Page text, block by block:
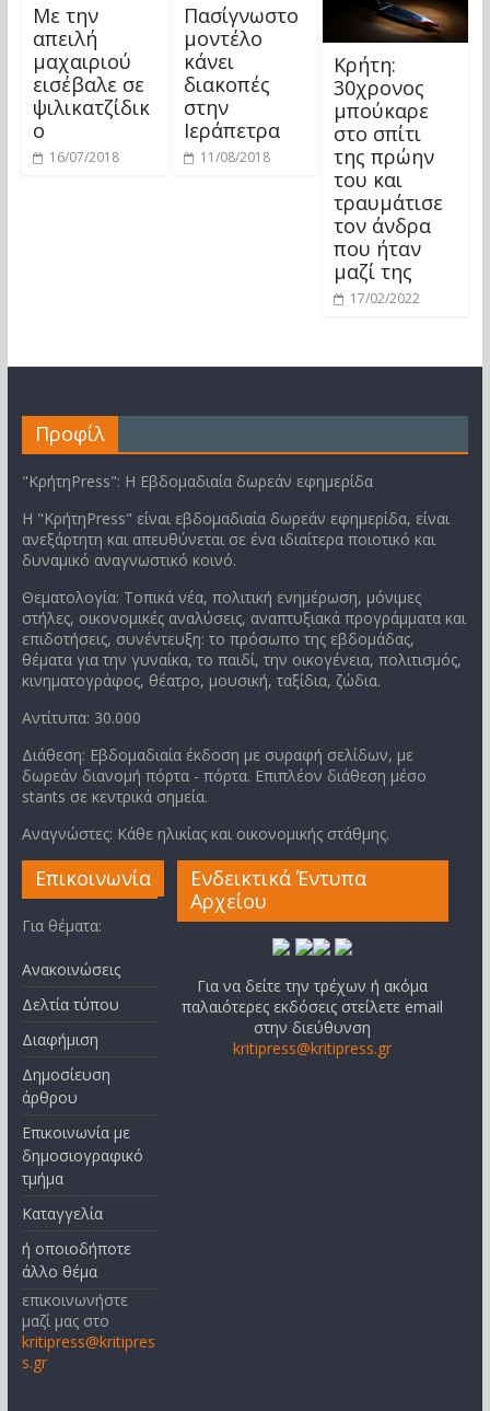
Με την
απειλή
μαχαιριού
εισέβαλε σε
ψιλικατζίδικ
ο
16/07/2018
Πασίγνωστο
μοντέλο
κάνει
διακοπές
στην
Ιεράπετρα
11/08/2018
Κρήτη:
30χρονος
μπούκαρε
στο σπίτι
της πρώην
του και
τραυμάτισε
τον άνδρα
που ήταν
μαζί της
17/02/2022
Προφίλ
"ΚρήτηPress": Η Εβδομαδιαία δωρεάν εφημερίδα
Η "ΚρήτηPress" είναι εβδομαδιαία δωρεάν εφημερίδα, είναι
ανεξάρτητη και απευθύνεται σε ένα ιδιαίτερα ποιοτικό και
δυναμικό αναγνωστικό κοινό.
Θεματολογία: Τοπικά νέα, πολιτική ενημέρωση, μόνιμες
στήλες, οικονομικές αναλύσεις, αναπτυξιακά προγράμματα και
επιδοτήσεις, συνέντευξη: το πρόσωπο της εβδομάδας,
θέματα για την γυναίκα, το παιδί, την οικογένεια, πολιτισμός,
κινηματογράφος, θέατρο, μουσική, ταξίδια, ζώδια.
Αντίτυπα: 30.000
Διάθεση: Εβδομαδιαία έκδοση με συραφή σελίδων, με
δωρεάν διανομή πόρτα - πόρτα. Επιπλέον διάθεση μέσο
stants σε κεντρικά σημεία.
Αναγνώστες: Κάθε ηλικίας και οικονομικής στάθμης.
Επικοινωνία
Για θέματα:
Ανακοινώσεις
Δελτία τύπου
Διαφήμιση
Δημοσίευση
άρθρου
Επικοινωνία με
δημοσιογραφικό
τμήμα
Καταγγελία
ή οποιοδήποτε
άλλο θέμα
επικοινωνήστε
μαζί μας στο
kritipress@kritipres
s.gr
Ενδεικτικά Έντυπα
Αρχείου
Για να δείτε την τρέχων ή ακόμα
παλαιότερες εκδόσεις στείλετε email
στην διεύθυνση
kritipress@kritipress.gr